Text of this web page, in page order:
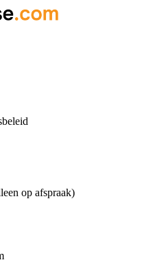
op afspraak)